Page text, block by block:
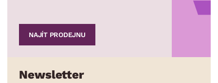
NAJÍT PRODEJNU
Newsletter